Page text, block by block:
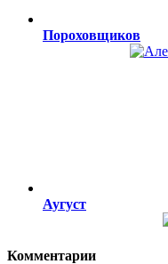
Пороховщиков
Аугуст
Комментарии